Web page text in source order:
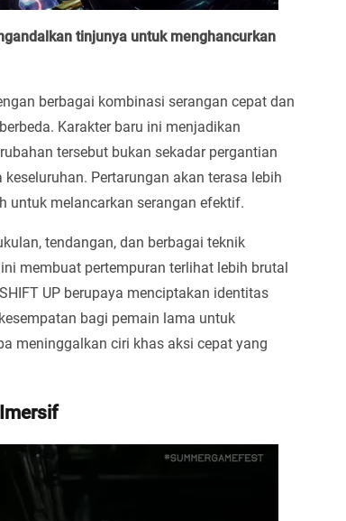
tinjunya untuk menghancurkan
berbagai kombinasi serangan cepat dan
Karakter baru ini menjadikan
tersebut bukan sekadar pergantian
Pertarungan akan terasa lebih
untuk melancarkan serangan efektif.
tendangan, dan berbagai teknik
membuat pertempuran terlihat lebih brutal
UP berupaya menciptakan identitas
bagi pemain lama untuk
meninggalkan ciri khas aksi cepat yang